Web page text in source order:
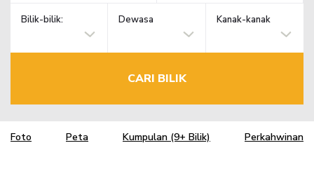
Bilik-bilik: Dewasa Kanak-kanak
CARI BILIK
Foto Peta Kumpulan (9+ Bilik) Perkahwinan